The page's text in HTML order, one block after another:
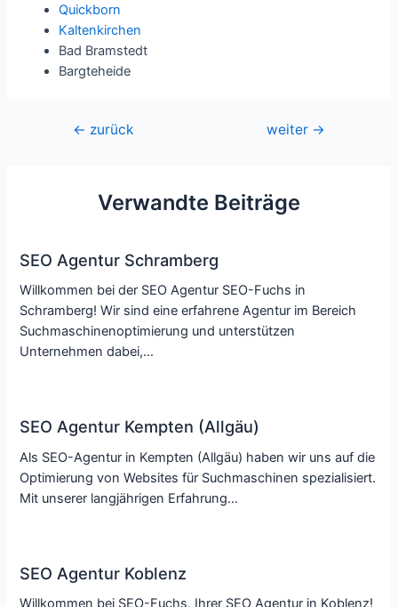
Quickborn
Kaltenkirchen
Bad Bramstedt
Bargteheide
Beitragsnavigation
← zurück weiter →
Verwandte Beiträge
SEO Agentur Schramberg
Willkommen bei der SEO Agentur SEO-Fuchs in
Schramberg! Wir sind eine erfahrene Agentur im Bereich
Suchmaschinenoptimierung und unterstützen
Unternehmen dabei,…
SEO Agentur Kempten (Allgäu)
Als SEO-Agentur in Kempten (Allgäu) haben wir uns auf die
Optimierung von Websites für Suchmaschinen spezialisiert.
Mit unserer langjährigen Erfahrung…
SEO Agentur Koblenz
Willkommen bei SEO-Fuchs, Ihrer SEO Agentur in Koblenz!